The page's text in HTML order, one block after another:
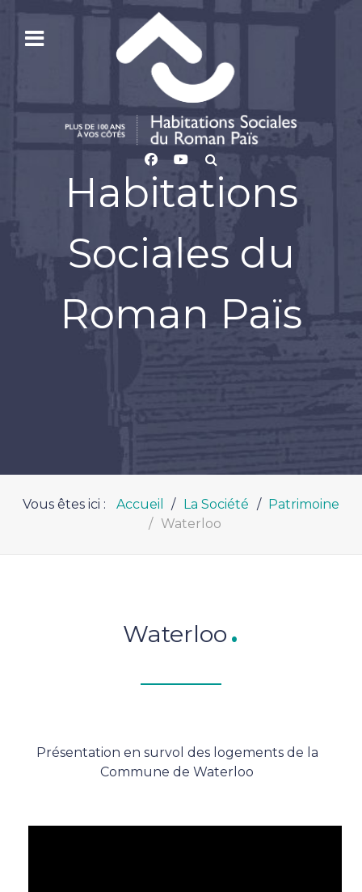
Habitations
Sociales du
Roman Païs
Vous êtes ici : Accueil La Société
Patrimoine
Waterloo
Waterloo
Présentation en survol des logements de la
Commune de Waterloo